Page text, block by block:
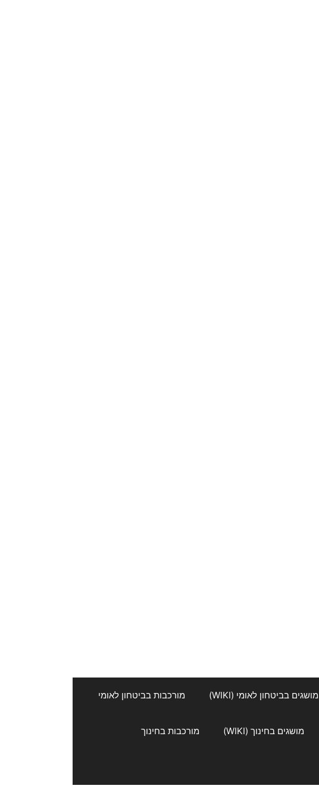
מושגים בביטחון לאומי (WIKI) מורכבות בביטחון לאומי
מושגים בחינוך (WIKI) מורכבות בחינוך